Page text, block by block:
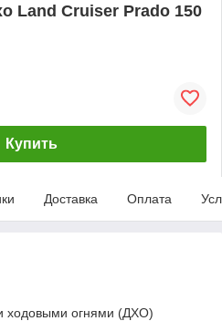
Land Cruiser Prado 150
Купить
Доставка Оплата
ходовыми огнями (ДХО)